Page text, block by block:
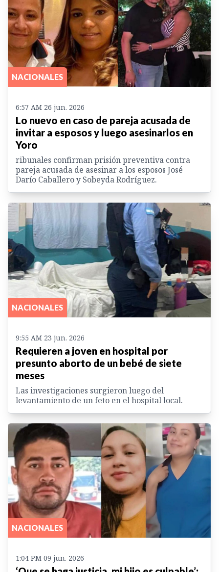
NACIONALES
6:57 AM 26 jun. 2026
Lo nuevo en caso de pareja acusada de
invitar a esposos y luego asesinarlos en
Yoro
ribunales confirman prisión preventiva contra
pareja acusada de asesinar a los esposos José
Darío Caballero y Sobeyda Rodríguez.
NACIONALES
9:55 AM 23 jun. 2026
Requieren a joven en hospital por
presunto aborto de un bebé de siete
meses
Las investigaciones surgieron luego del
levantamiento de un feto en el hospital local.
NACIONALES
1:04 PM 09 jun. 2026